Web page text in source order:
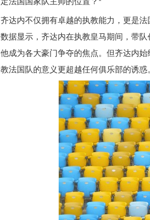
齐达内不仅拥有卓越的执教能力，更是
数据显示，齐达内在执教皇马期间，带
他成为各大豪门争夺的焦点。但齐达内
教法国队的意义更超越任何俱乐部的诱